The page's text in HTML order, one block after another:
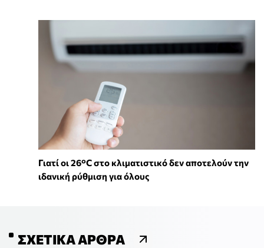
Γιατί οι 26°C στο κλιματιστικό δεν αποτελούν την
ιδανική ρύθμιση για όλους
ΣΧΕΤΙΚΆ ΆΡΘΡΑ